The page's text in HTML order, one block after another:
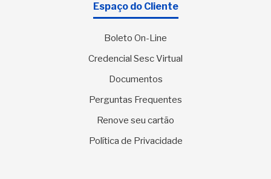
Espaço do Cliente
Boleto On-Line
Credencial Sesc Virtual
Documentos
Perguntas Frequentes
Renove seu cartão
Política de Privacidade